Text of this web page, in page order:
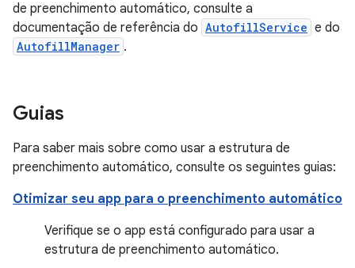
de preenchimento automático, consulte a
documentação de referência do AutofillService e do
AutofillManager .
Guias
Para saber mais sobre como usar a estrutura de
preenchimento automático, consulte os seguintes guias:
Otimizar seu app para o preenchimento automático
Verifique se o app está configurado para usar a
estrutura de preenchimento automático.